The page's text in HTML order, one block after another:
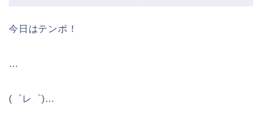
今日はテンポ！
…
(゜レ゜)…